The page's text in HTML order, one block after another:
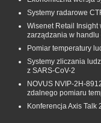
Systemy radarowe
Wisenet Retail
zarządzania w handlu
Pomiar temperatury
Systemy zliczania
z SARS-CoV-2
NOVUS NVIP-2H-
zdalnego pomiaru
Konferencja Axis Talk